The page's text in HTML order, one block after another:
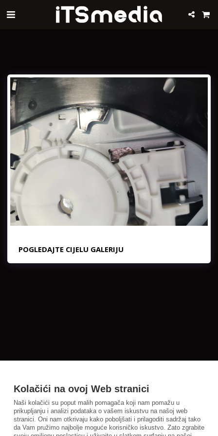
POGLEDAJTE CIJELU GALERIJU
Kolačići na ovoj Web stranici
Naši kolačići su poput malih pomagača koji nam pomažu u
prikupljanju i analizi podataka o vašem iskustvu na našoj web
stranici. Oni nam otkrivaju kako poboljšati i prilagoditi sadržaj tako
da Vam pružimo najbolje moguće korisničko iskustvo. Zato zgrabite